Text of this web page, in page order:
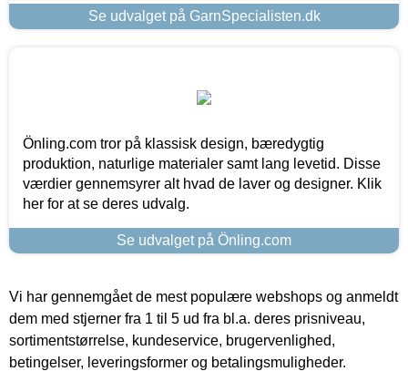
Se udvalget på GarnSpecialisten.dk
Önling.com tror på klassisk design, bæredygtig
produktion, naturlige materialer samt lang levetid. Disse
værdier gennemsyrer alt hvad de laver og designer. Klik
her for at se deres udvalg.
Se udvalget på Önling.com
Vi har gennemgået de mest populære webshops og anmeldt
dem med stjerner fra 1 til 5 ud fra bl.a. deres prisniveau,
sortimentstørrelse, kundeservice, brugervenlighed,
betingelser, leveringsformer og betalingsmuligheder.